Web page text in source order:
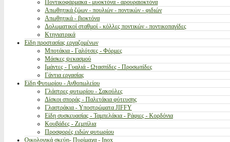
Ποντικοφάρμακα - μυοκτόνα - αρουραιοκτόνα
Απωθητικά ζώων - πουλιών - ποντικών - φιδιών
Απωθητικά - βιοκτόνα
Δολωματικοί σταθμοί - κόλλες ποντικών - ποντικοπαγίδες
Κτηνιατρικά
Είδη προστασίας εργαζομένων
Μποτάκια - Γαλότσες - Φόρμες
Μάσκες ψεκασμού
Ιμάντες - Γυαλιά - Ωτασπίδες - Προσωπίδες
Γάντια εργασίας
Είδη Φυτωρίου - Ανθοπωλείου
Γλάστρες φυτωρίου - Σακούλες
Δίσκοι σποράς - Παλετάκια φύτευσης
Γλαστράκια - Υποστρώματα JIFFY
Είδη συσκευασίας - Ταμπελάκια - Ράφιες - Κορδόνια
Κουβάδες - Ζεμπίλια
Προσφορές ειδών φυτωρίου
Οικολογικά σκεύη- Πυρίμαχα - Inox